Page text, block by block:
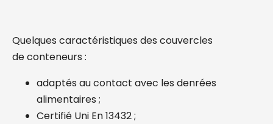
Quelques caractéristiques des couvercles
de conteneurs :
adaptés au contact avec les denrées
alimentaires ;
Certifié Uni En 13432 ;